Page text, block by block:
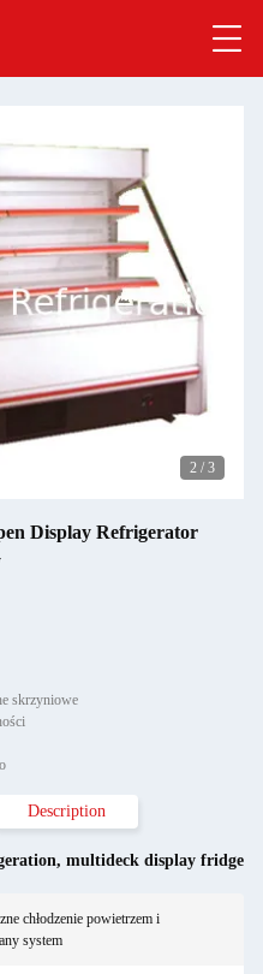
2 / 3
Display Refrigerator
skrzyniowe
Description
, multideck display fridge
chłodzenie powietrzem i
system